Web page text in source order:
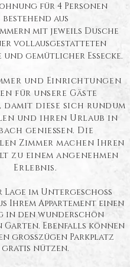
für 4 Personen
bestehend aus
mit jeweils Dusche
vollausgestatteten
und gemütlicher Essecke.
und Einrichtungen
für unsere Gäste
diese sich rundum
und ihren Urlaub in
genießen. Die
Zimmer machen Ihren
zu einem angenehmen
Erlebnis.
Lage im Untergeschoss
Ihrem Appartement einen
in den wunderschön
Ebenfalls können
grosszügen Parkplatz
gratis nützen.